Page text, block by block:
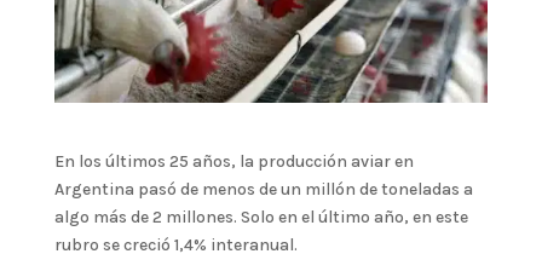
En los últimos 25 años, la producción aviar en
Argentina pasó de menos de un millón de toneladas a
algo más de 2 millones. Solo en el último año, en este
rubro se creció 1,4% interanual.